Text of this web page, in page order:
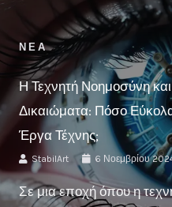
ΝΈΑ
Η Τεχνητή Νοημοσύνη
Δικαιώματα: Πόσο
Έργα Τέχνης;
StabilArt 6 Νοεμβρίου
Σε μια εποχή όπου η